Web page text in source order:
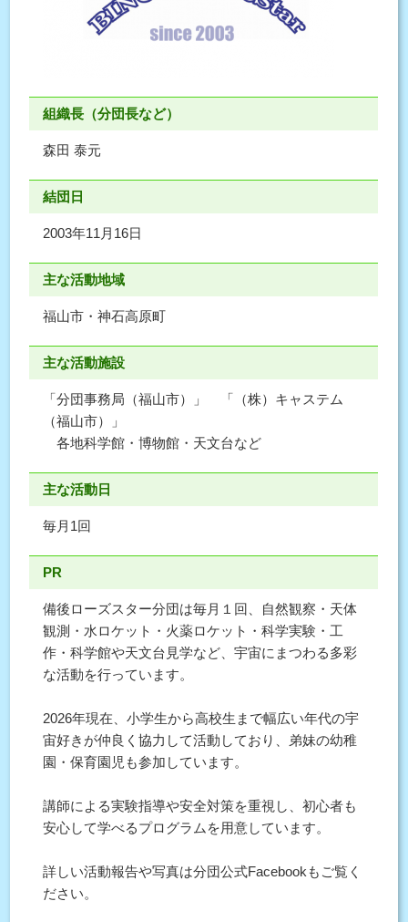
組織長（分団長など）
森田 泰元
結団日
2003年11月16日
主な活動地域
福山市・神石高原町
主な活動施設
「分団事務局（福山市）」 「（株）キャステム
（福山市）」
各地科学館・博物館・天文台など
主な活動日
毎月1回
PR
備後ローズスター分団は毎月１回、自然観察・天体
観測・水ロケット・火薬ロケット・科学実験・工
作・科学館や天文台見学など、宇宙にまつわる多彩
な活動を行っています。
2026年現在、小学生から高校生まで幅広い年代の宇
宙好きが仲良く協力して活動しており、弟妹の幼稚
園・保育園児も参加しています。
講師による実験指導や安全対策を重視し、初心者も
安心して学べるプログラムを用意しています。
詳しい活動報告や写真は分団公式Facebookもご覧く
ださい。